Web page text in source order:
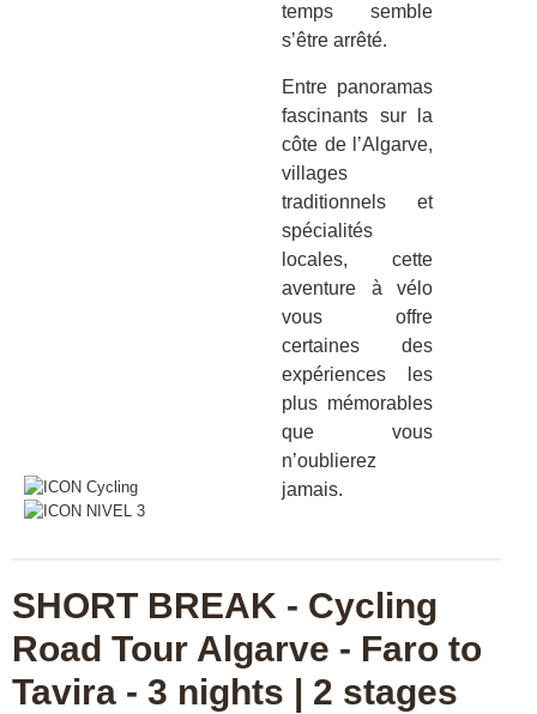
temps semble
s’être arrêté.
Entre panoramas
fascinants sur la
côte de l’Algarve,
villages
traditionnels et
spécialités
locales, cette
aventure à vélo
vous offre
certaines des
expériences les
plus mémorables
que vous
n’oublierez
jamais.
SHORT BREAK - Cycling
Road Tour Algarve - Faro to
Tavira - 3 nights | 2 stages